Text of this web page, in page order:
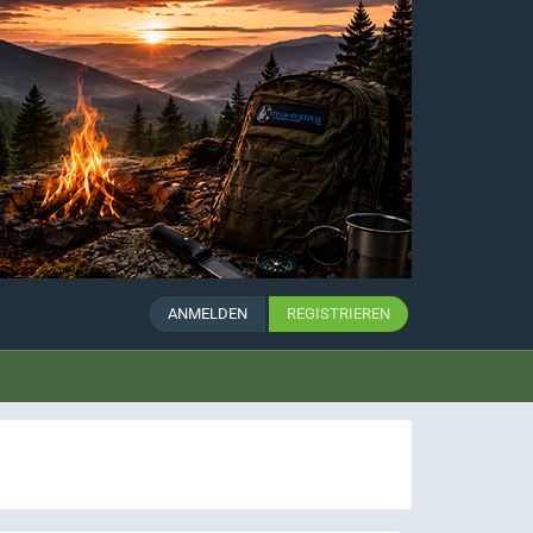
ANMELDEN REGISTRIEREN